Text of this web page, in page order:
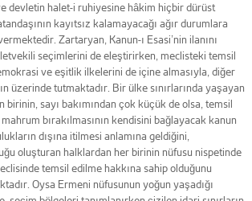
devletin halet-i ruhiyesine hâkim hiçbir dürüst
kayıtsız kalamayacağı ağır durumlara
Zartaryan, Kanun-ı Esasi’nin ilanını
seçimlerini de eleştirirken, meclisteki temsil
ve eşitlik ilkelerini de içine almasıyla, diğer
üzerinde tutmaktadır. Bir ülke sınırlarında yaşayan
birinin, sayı bakımından çok küçük de olsa, temsil
bırakılmasının kendisini bağlayacak kanun
dışına itilmesi anlamına geldiğini,
oluşturan halklardan her birinin nüfusu nispetinde
temsil edilme hakkına sahip olduğunu
Oysa Ermeni nüfusunun yoğun yaşadığı